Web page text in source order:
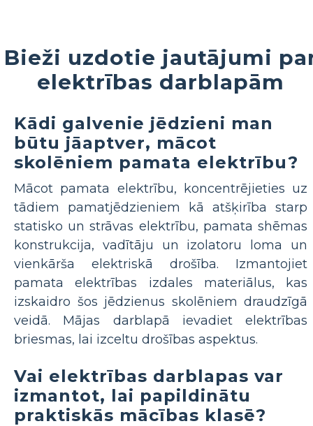
Bieži uzdotie jautājumi
elektrības darblapām
Kādi galvenie jēdzieni man
būtu jāaptver, mācot
skolēniem pamata elektrību?
Mācot pamata elektrību, koncentrējieties uz
tādiem pamatjēdzieniem kā atšķirība starp
statisko un strāvas elektrību, pamata shēmas
konstrukcija, vadītāju un izolatoru loma un
vienkārša elektriskā drošība. Izmantojiet
pamata elektrības izdales materiālus, kas
izskaidro šos jēdzienus skolēniem draudzīgā
veidā. Mājas darblapā ievadiet elektrības
briesmas, lai izceltu drošības aspektus.
Vai elektrības darblapas var
izmantot, lai papildinātu
praktiskās mācības klasē?